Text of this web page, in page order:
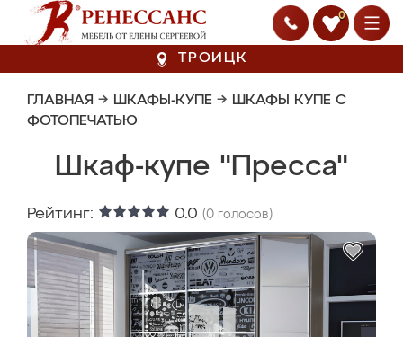
0
ТРОИЦК
ГЛАВНАЯ → ШКАФЫ-КУПЕ → ШКАФЫ КУПЕ С
ФОТОПЕЧАТЬЮ
Шкаф-купе "Пресса"
Рейтинг: 0.0 (0 голосов)